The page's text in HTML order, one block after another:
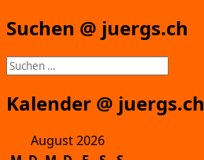
Suchen @ juergs.ch
Suchen
nach:
Kalender @ juergs.ch
August 2026